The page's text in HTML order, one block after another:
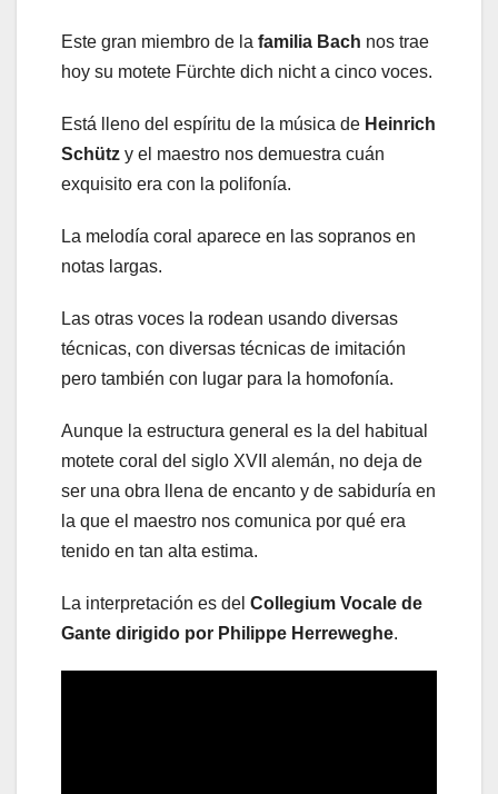
Este gran miembro de la familia Bach nos trae
hoy su motete Fürchte dich nicht a cinco voces.
Está lleno del espíritu de la música de Heinrich
Schütz y el maestro nos demuestra cuán
exquisito era con la polifonía.
La melodía coral aparece en las sopranos en
notas largas.
Las otras voces la rodean usando diversas
técnicas, con diversas técnicas de imitación
pero también con lugar para la homofonía.
Aunque la estructura general es la del habitual
motete coral del siglo XVII alemán, no deja de
ser una obra llena de encanto y de sabiduría en
la que el maestro nos comunica por qué era
tenido en tan alta estima.
La interpretación es del Collegium Vocale de
Gante dirigido por Philippe Herreweghe.